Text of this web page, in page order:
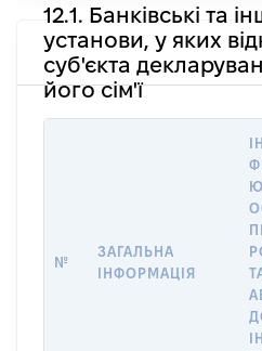
12.1. Банківські та
установи, у яких
суб'єкта
його сім'ї
№
ЗАГАЛЬНА
ІНФОРМАЦІЯ